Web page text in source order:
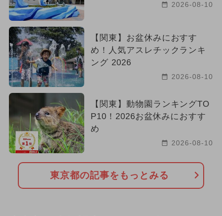
2026-08-10
【関東】お盆休みにおすす
め！人気アスレチックランキ
ング 2026
2026-08-10
【関東】動物園ランキングTO
P10！2026お盆休みにおすす
め
2026-08-10
東京都の記事をもっとみる